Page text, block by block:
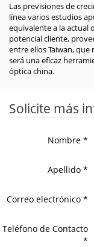
Las previsiones de
línea varios estudios
equivalente a la actual
potencial cliente,
entre ellos Taiwan,
será una eficaz
óptica china.
Solicite más
Nombre*
Apellido*
Correo electrónico*
Teléfono de Contacto
*